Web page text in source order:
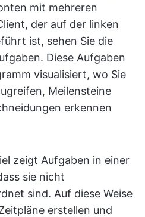
mit mehreren
der auf der linken
ist, sehen Sie die
Diese Aufgaben
visualisiert, wo Sie
Meilensteine
erkennen
zeigt Aufgaben in einer
sie nicht
sind. Auf diese Weise
erstellen und